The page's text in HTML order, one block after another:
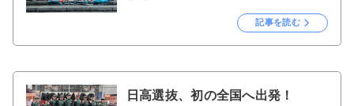
記事を読む
日高選抜、初の全国へ出発！